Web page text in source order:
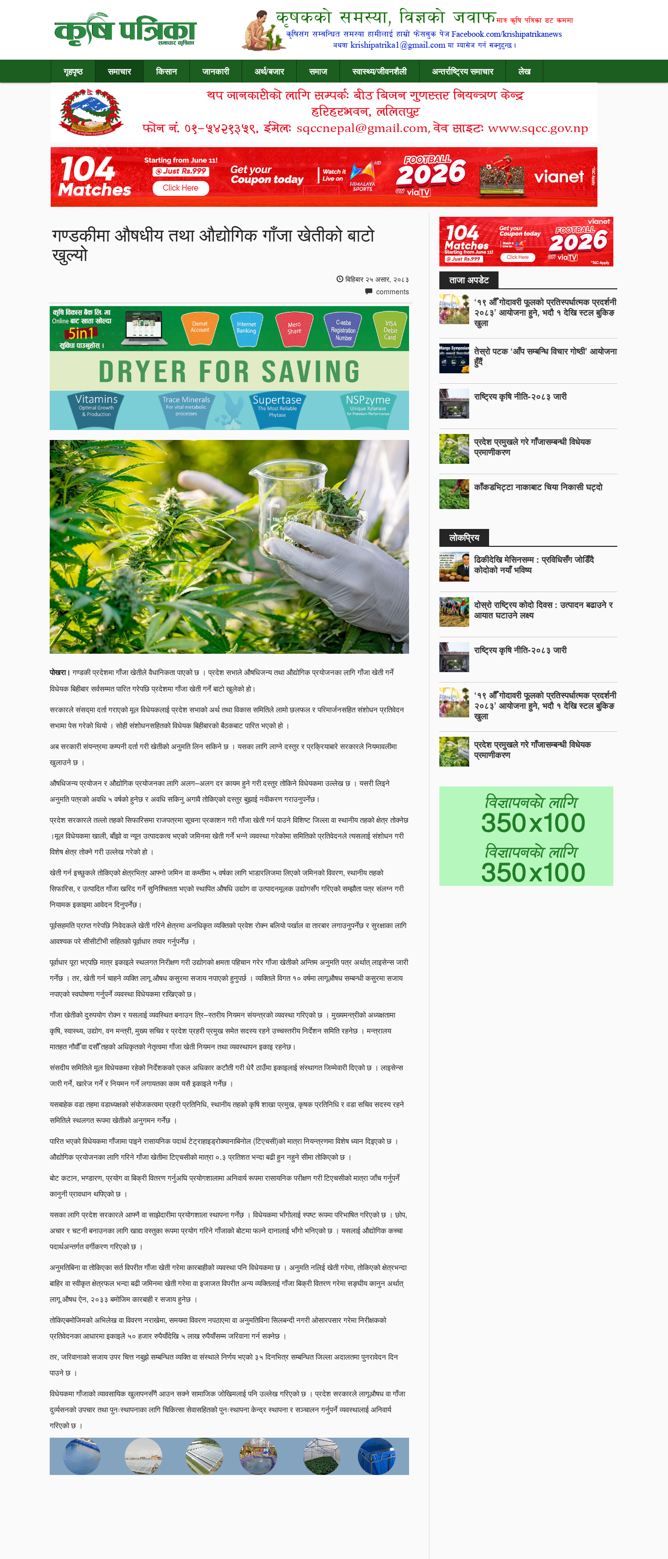
गृहपृष्ठ समाचार किसान जानकारी अर्थ/बजार समाज स्वास्थ्य/जीवनशैली अन्तर्राष्ट्रिय समाचार लेख
गण्डकीमा औषधीय तथा औद्योगिक गाँजा खेतीको बाटो
खुल्यो
बिहिबार २५ असार, २०८३
comments
पोखरा। गण्डकी प्रदेशमा गाँजा खेतीले वैधानिकता पाएको छ । प्रदेश सभाले औषधिजन्य तथा औद्योगिक प्रयोजनका लागि गाँजा खेती गर्ने
विधेयक बिहीबार सर्वसम्मत पारित गरेपछि प्रदेशमा गाँजा खेती गर्ने बाटो खुलेको हो।
सरकारले संसद्‌मा दर्ता गराएको मूल विधेयकलाई प्रदेश सभाको अर्थ तथा विकास समितिले लामो छलफल र परिमार्जनसहित संशोधन प्रतिवेदन
सभामा पेस गरेको थियो । सोही संशोधनसहितको विधेयक बिहीबारको बैठकबाट पारित भएको हो ।
अब सरकारी संयन्त्रमा कम्पनी दर्ता गरी खेतीको अनुमति लिन सकिने छ । यसका लागि लाग्ने दस्तुर र प्रक्रियाबारे सरकारले नियमावलीमा
खुलाउने छ ।
औषधिजन्य प्रयोजन र औद्योगिक प्रयोजनका लागि अलग–अलग दर कायम हुने गरी दस्तुर तोकिने विधेयकमा उल्लेख छ । यसरी लिइने
अनुमति पत्रको अवधि ५ वर्षको हुनेछ र अवधि सकिनु अगावै तोकिएको दस्तुर बुझाई नवीकरण गराउनुपर्नेछ।
प्रदेश सरकारले तल्लो तहको सिफारिसमा राजपत्रमा सूचना प्रकाशन गरी गाँजा खेती गर्न पाउने विशिष्ट जिल्ला वा स्थानीय तहको क्षेत्र तोक्नेछ
।मूल विधेयकमा खाली, बाँझो वा न्यून उत्पादकत्व भएको जमिनमा खेती गर्ने भन्ने व्यवस्था गरेकोमा समितिको प्रतिवेदनले त्यसलाई संशोधन गरी
विशेष क्षेत्र तोक्ने गरी उल्लेख गरेको हो ।
खेती गर्न इच्छुकले तोकिएको क्षेत्रभित्र आफ्नो जमिन वा कम्तीमा ५ वर्षका लागि भाडारलिजमा लिएको जमिनको विवरण, स्थानीय तहको
सिफारिस, र उत्पादित गाँजा खरिद गर्ने सुनिश्चितता भएको स्थापित औषधि उद्योग वा उत्पादनमूलक उद्योगसँग गरिएको सम्झौता पत्र संलग्न गरी
नियामक इकाइमा आवेदन दिनुपर्नेछ।
पूर्वसहमति प्राप्त गरेपछि निवेदकले खेती गरिने क्षेत्रमा अनधिकृत व्यक्तिको प्रवेश रोक्न बलियो पर्खाल वा तारबार लगाउनुपर्नेछ र सुरक्षाका लागि
आवश्यक परे सीसीटीभी सहितको पूर्वाधार तयार गर्नुपर्नेछ ।
पूर्वाधार पूरा भएपछि मात्र इकाइले स्थलगत निरीक्षण गरी उद्योगको क्षमता पहिचान गरेर गाँजा खेतीको अन्तिम अनुमति पत्र अर्थात् लाइसेन्स जारी
गर्नेछ । तर, खेती गर्न चाहने व्यक्ति लागू औषध कसुरमा सजाय नपाएको हुनुपर्छ । व्यक्तिले विगत १० वर्षमा लागूऔषध सम्बन्धी कसुरमा सजाय
नपाएको स्वघोषणा गर्नुपर्ने व्यवस्था विधेयकमा राखिएको छ।
गाँजा खेतीको दुरुपयोग रोक्न र यसलाई व्यवस्थित बनाउन त्रि–स्तरीय नियमन संयन्त्रको व्यवस्था गरिएको छ । मुख्यमन्त्रीको अध्यक्षतामा
कृषि, स्वास्थ्य, उद्योग, वन मन्त्री, मुख्य सचिव र प्रदेश प्रहरी प्रमुख समेत सदस्य रहने उच्चस्तरीय निर्देशन समिति रहनेछ । मन्त्रालय
मातहत नौवौँ वा दसौँ तहको अधिकृतको नेतृत्वमा गाँजा खेती नियमन तथा व्यवस्थापन इकाइ रहनेछ।
संसदीय समितिले मूल विधेयकमा रहेको निर्देशकको एकल अधिकार कटौती गरी धेरै ठाउँमा इकाइलाई संस्थागत जिम्मेवारी दिएको छ । लाइसेन्स
जारी गर्ने, खारेज गर्ने र नियमन गर्ने लगायतका काम यसै इकाइले गर्नेछ ।
यसबाहेक वडा तहमा वडाध्यक्षको संयोजकत्वमा प्रहरी प्रतिनिधि, स्थानीय तहको कृषि शाखा प्रमुख, कृषक प्रतिनिधि र वडा सचिव सदस्य रहने
समितिले स्थलगत रूपमा खेतीको अनुगमन गर्नेछ ।
पारित भएको विधेयकमा गाँजामा पाइने रासायनिक पदार्थ टेट्राहाइड्रोक्यानाबिनोल (टिएचसी)को मात्रा नियन्त्रणमा विशेष ध्यान दिइएको छ ।
औद्योगिक प्रयोजनका लागि गरिने गाँजा खेतीमा टिएचसीको मात्रा ०.३ प्रतिशत भन्दा बढी हुन नहुने सीमा तोकिएको छ ।
बोट कटान, भण्डारण, प्रयोग वा बिक्री वितरण गर्नुअघि प्रयोगशालामा अनिवार्य रूपमा रासायनिक परीक्षण गरी टिएचसीको मात्रा जाँच गर्नुपर्ने
कानुनी प्रावधान थपिएको छ ।
यसका लागि प्रदेश सरकारले आफ्नै वा साझेदारीमा प्रयोगशाला स्थापना गर्नेछ । विधेयकमा भाँगोलाई स्पष्ट रूपमा परिभाषित गरिएको छ । छोप,
अचार र चटनी बनाउनका लागि खाद्य वस्तुका रूपमा प्रयोग गरिने गाँजाको बोटमा फल्ने दानालाई भाँगो भनिएको छ । यसलाई औद्योगिक कच्चा
पदार्थअन्तर्गत वर्गीकरण गरिएको छ ।
अनुमतिबिना वा तोकिएका सर्त विपरीत गाँजा खेती गरेमा कारबाहीको व्यवस्था पनि विधेयकमा छ । अनुमति नलिई खेती गरेमा, तोकिएको क्षेत्रभन्दा
बाहिर वा स्वीकृत क्षेत्रफल भन्दा बढी जमिनमा खेती गरेमा वा इजाजत विपरीत अन्य व्यक्तिलाई गाँजा बिक्री वितरण गरेमा सङ्घीय कानुन अर्थात्
लागू औषध ऐन, २०३३ बमोजिम कारबाही र सजाय हुनेछ ।
तोकिएबमोजिमको अभिलेख वा विवरण नराखेमा, समयमा विवरण नपठाएमा वा अनुमतिविना सिलबन्दी नगरी ओसारपसार गरेमा निरीक्षकको
प्रतिवेदनका आधारमा इकाइले ५० हजार रुपैयाँदेखि ५ लाख रुपैयाँसम्म जरिवाना गर्न सक्नेछ ।
तर, जरिवानाको सजाय उपर चित्त नबुझे सम्बन्धित व्यक्ति वा संस्थाले निर्णय भएको ३५ दिनभित्र सम्बन्धित जिल्ला अदालतमा पुनरावेदन दिन
पाउने छ ।
विधेयकमा गाँजाको व्यावसायिक खुलापनसँगै आउन सक्ने सामाजिक जोखिमलाई पनि उल्लेख गरिएको छ । प्रदेश सरकारले लागूऔषध वा गाँजा
दुर्व्यसनको उपचार तथा पुनःस्थापनाका लागि चिकित्सा सेवासहितको पुनःस्थापना केन्द्र स्थापना र सञ्चालन गर्नुपर्ने व्यवस्थालाई अनिवार्य
गरिएको छ ।
ताजा अपडेट
‘१९ औँ गोदावरी फूलको प्रतिस्पर्धात्मक प्रदर्शनी
२०८३’ आयोजना हुने, भदौ १ देखि स्टल बुकिङ
खुला
तेस्रो पटक ‘आँप सम्बन्धि विचार गोष्ठी’ आयोजना
हुँदैं
राष्ट्रिय कृषि नीति-२०८३ जारी
प्रदेश प्रमुखले गरे गाँजासम्बन्धी विधेयक
प्रमाणीकरण
काँकडभिट्टा नाकाबाट चिया निकासी घट्दो
लोकप्रिय
ढिकीदेखि मेसिनसम्म : प्रविधिसँग जोडिँदै
कोदोको नयाँ भविष्य
दोस्रो राष्ट्रिय कोदो दिवस : उत्पादन बढाउने र
आयात घटाउने लक्ष्य
राष्ट्रिय कृषि नीति-२०८३ जारी
‘१९ औँ गोदावरी फूलको प्रतिस्पर्धात्मक प्रदर्शनी
२०८३’ आयोजना हुने, भदौ १ देखि स्टल बुकिङ
खुला
प्रदेश प्रमुखले गरे गाँजासम्बन्धी विधेयक
प्रमाणीकरण